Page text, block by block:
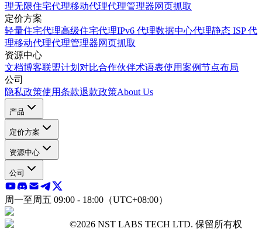
理无限住宅代理移动代理代理管理器网页抓取
定价方案
轻量住宅代理高级住宅代理IPv6 代理数据中心代理静态 ISP 代
理移动代理代理管理器网页抓取
资源中心
文档博客联盟计划 对比合作伙伴术语表使用案例节点布局
公司
隐私政策使用条款退款政策About Us
产品
定价方案
资源中心
公司
周一至周五 09:00 - 18:00（UTC+08:00）
©2026 NST LABS TECH LTD. 保留所有权